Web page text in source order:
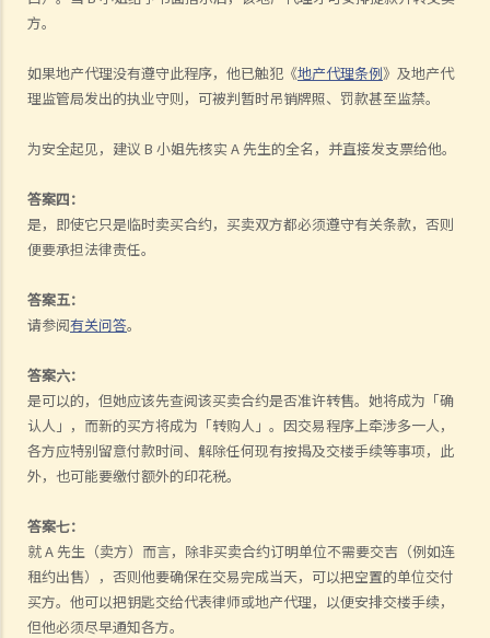
方。
如果地产代理没有遵守此程序，他已触犯《地产代理条例》及地产代
理监管局发出的执业守则，可被判暂时吊销牌照、罚款甚至监禁。
为安全起见，建议 B 小姐先核实 A 先生的全名，并直接发支票给他。
答案四：
是，即使它只是临时卖买合约，买卖双方都必须遵守有关条款，否则
便要承担法律责任。
答案五：
请参阅有关问答。
答案六：
是可以的，但她应该先查阅该买卖合约是否准许转售。她将成为「确
认人」，而新的买方将成为「转购人」。因交易程序上牵涉多一人，
各方应特别留意付款时间、解除任何现有按揭及交楼手续等事项，此
外，也可能要缴付额外的印花税。
答案七：
就 A 先生（卖方）而言，除非买卖合约订明单位不需要交吉（例如连
租约出售），否则他要确保在交易完成当天，可以把空置的单位交付
买方。他可以把钥匙交给代表律师或地产代理，以便安排交楼手续，
但他必须尽早通知各方。